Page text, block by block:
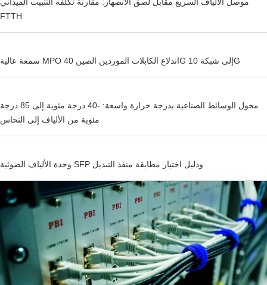
FTTH
سمعة عالية MPO اندلاع الكابلات الموردين الصين 40G إلى شبكة 10G
محول الوسائط الصناعية بدرجة حرارة واسعة: -40 درجة مئوية إلى 85 درجة
مئوية من الألياف إلى النحاس
وحدة الألياف الضوئية SFP ودليل اختيار مطابقة منفذ التبديل